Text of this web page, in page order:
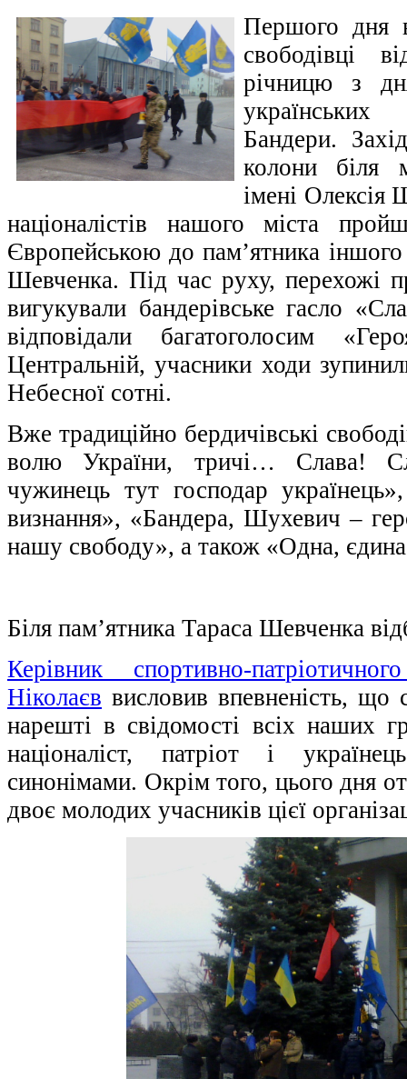
Першого дня
свободівці
річницю з
Бандери.
колони біля
імені Олексія
націоналістів нашого міста
Європейською до пам’ятника
Шевченка. Під час руху, перехожі
вигукували бандерівське гасло
відповідали багатоголосим
Центральній, учасники ходи
Небесної сотні.
Вже традиційно бердичівські
волю України, тричі… Слава!
чужинець тут господар
визнання», «Бандера, Шухевич –
нашу свободу», а також «Одна,
Біля пам’ятника Тараса Шевченка
Керівник спортивно-
Ніколаєв висловив впевненість,
нарешті в свідомості всіх наших
націоналіст, патріот і
синонімами. Окрім того, цього дня
двоє молодих учасників цієї